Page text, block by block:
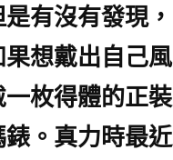
有沒有發現，
想戴出自己風
枚得體的正裝
。真力時最近